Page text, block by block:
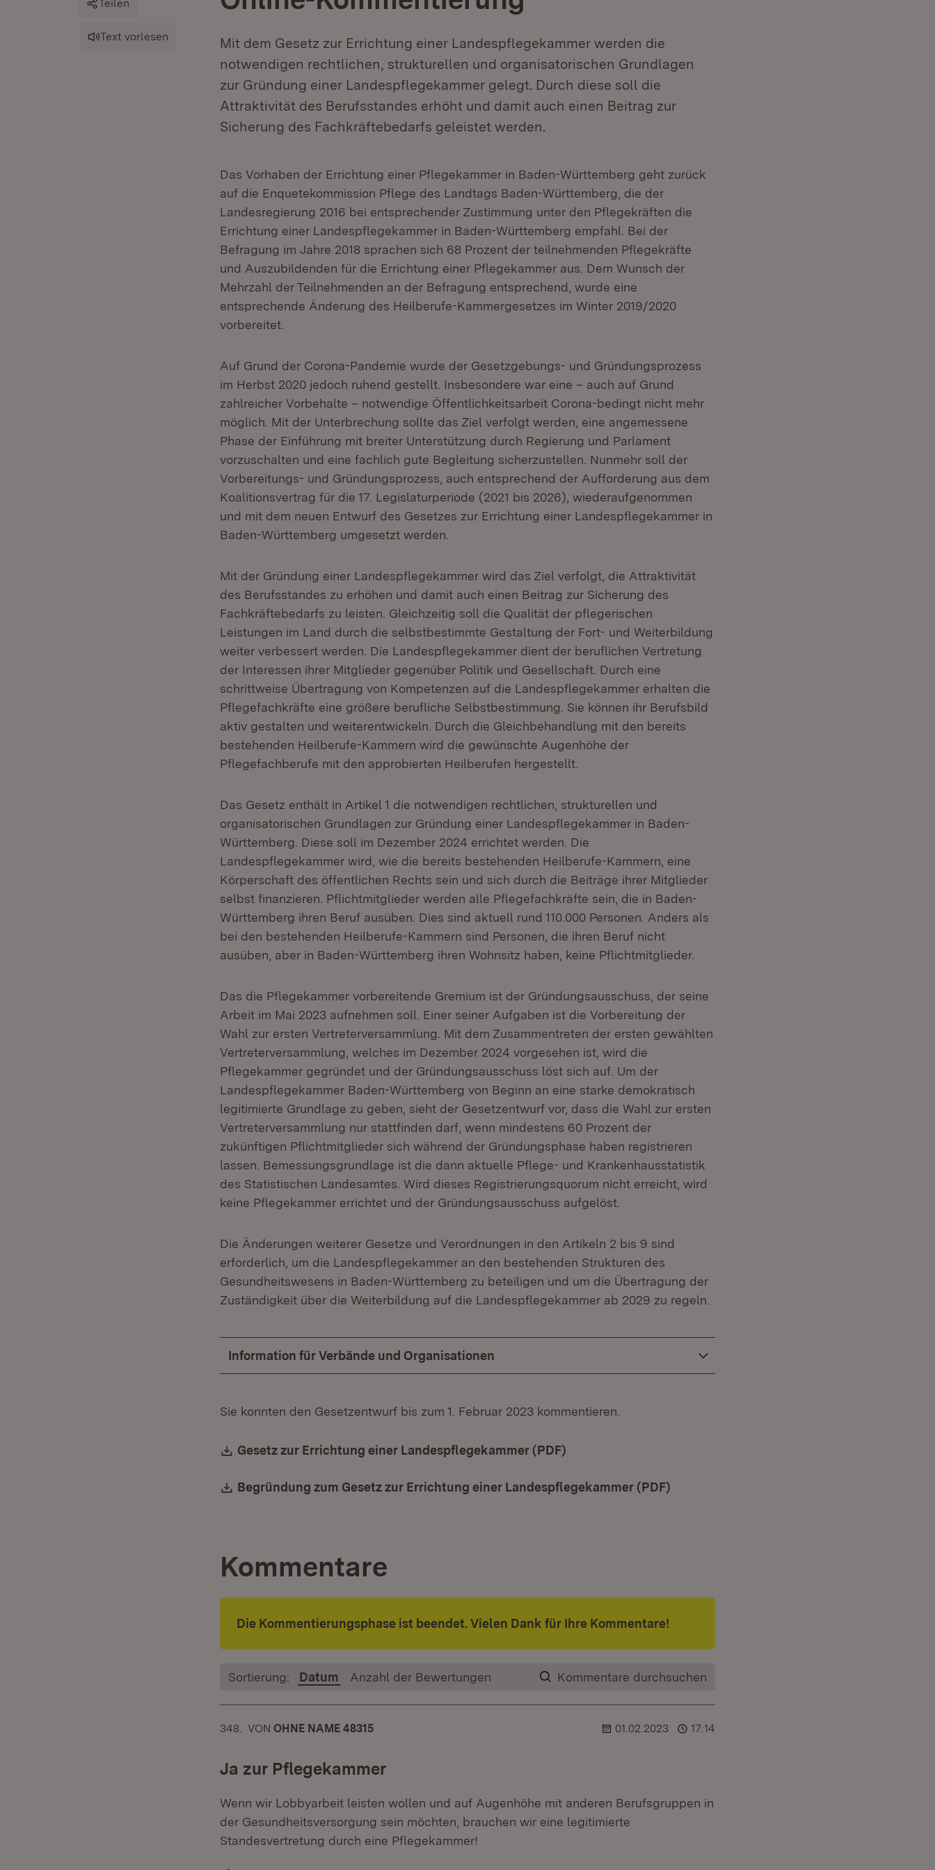
Mit dem Gesetz zur Errichtung einer Landespflegekammer werden die
notwendigen rechtlichen, strukturellen und organisatorischen Grundlagen
zur Gründung einer Landespflegekammer gelegt. Durch diese soll die
Attraktivität des Berufsstandes erhöht und damit auch einen Beitrag zur
Sicherung des Fachkräftebedarfs geleistet werden.
Teilen
Text vorlesen
Das Vorhaben der Errichtung einer Pflegekammer in Baden-Württemberg geht zurück
auf die Enquetekommission Pflege des Landtags Baden-Württemberg, die der
Landesregierung 2016 bei entsprechender Zustimmung unter den Pflegekräften die
Errichtung einer Landespflegekammer in Baden-Württemberg empfahl. Bei der
Befragung im Jahre 2018 sprachen sich 68 Prozent der teilnehmenden Pflegekräfte
und Auszubildenden für die Errichtung einer Pflegekammer aus. Dem Wunsch der
Mehrzahl der Teilnehmenden an der Befragung entsprechend, wurde eine
entsprechende Änderung des Heilberufe-Kammergesetzes im Winter 2019/2020
vorbereitet.
Auf Grund der Corona-Pandemie wurde der Gesetzgebungs- und Gründungsprozess
im Herbst 2020 jedoch ruhend gestellt. Insbesondere war eine – auch auf Grund
zahlreicher Vorbehalte – notwendige Öffentlichkeitsarbeit Corona-bedingt nicht mehr
möglich. Mit der Unterbrechung sollte das Ziel verfolgt werden, eine angemessene
Phase der Einführung mit breiter Unterstützung durch Regierung und Parlament
vorzuschalten und eine fachlich gute Begleitung sicherzustellen. Nunmehr soll der
Vorbereitungs- und Gründungsprozess, auch entsprechend der Aufforderung aus dem
Koalitionsvertrag für die 17. Legislaturperiode (2021 bis 2026), wiederaufgenommen
und mit dem neuen Entwurf des Gesetzes zur Errichtung einer Landespflegekammer in
Baden-Württemberg umgesetzt werden.
Mit der Gründung einer Landespflegekammer wird das Ziel verfolgt, die Attraktivität
des Berufsstandes zu erhöhen und damit auch einen Beitrag zur Sicherung des
Fachkräftebedarfs zu leisten. Gleichzeitig soll die Qualität der pflegerischen
Leistungen im Land durch die selbstbestimmte Gestaltung der Fort- und Weiterbildung
weiter verbessert werden. Die Landespflegekammer dient der beruflichen Vertretung
der Interessen ihrer Mitglieder gegenüber Politik und Gesellschaft. Durch eine
schrittweise Übertragung von Kompetenzen auf die Landespflegekammer erhalten die
Pflegefachkräfte eine größere berufliche Selbstbestimmung. Sie können ihr Berufsbild
aktiv gestalten und weiterentwickeln. Durch die Gleichbehandlung mit den bereits
bestehenden Heilberufe-Kammern wird die gewünschte Augenhöhe der
Pflegefachberufe mit den approbierten Heilberufen hergestellt.
Das Gesetz enthält in Artikel 1 die notwendigen rechtlichen, strukturellen und
organisatorischen Grundlagen zur Gründung einer Landespflegekammer in Baden-
Württemberg. Diese soll im Dezember 2024 errichtet werden. Die
Landespflegekammer wird, wie die bereits bestehenden Heilberufe-Kammern, eine
Körperschaft des öffentlichen Rechts sein und sich durch die Beiträge ihrer Mitglieder
selbst finanzieren. Pflichtmitglieder werden alle Pflegefachkräfte sein, die in Baden-
Württemberg ihren Beruf ausüben. Dies sind aktuell rund 110.000 Personen. Anders als
bei den bestehenden Heilberufe-Kammern sind Personen, die ihren Beruf nicht
ausüben, aber in Baden-Württemberg ihren Wohnsitz haben, keine Pflichtmitglieder.
Das die Pflegekammer vorbereitende Gremium ist der Gründungsausschuss, der seine
Arbeit im Mai 2023 aufnehmen soll. Einer seiner Aufgaben ist die Vorbereitung der
Wahl zur ersten Vertreterversammlung. Mit dem Zusammentreten der ersten gewählten
Vertreterversammlung, welches im Dezember 2024 vorgesehen ist, wird die
Pflegekammer gegründet und der Gründungsausschuss löst sich auf. Um der
Landespflegekammer Baden-Württemberg von Beginn an eine starke demokratisch
legitimierte Grundlage zu geben, sieht der Gesetzentwurf vor, dass die Wahl zur ersten
Vertreterversammlung nur stattfinden darf, wenn mindestens 60 Prozent der
zukünftigen Pflichtmitglieder sich während der Gründungsphase haben registrieren
lassen. Bemessungsgrundlage ist die dann aktuelle Pflege- und Krankenhausstatistik
des Statistischen Landesamtes. Wird dieses Registrierungsquorum nicht erreicht, wird
keine Pflegekammer errichtet und der Gründungsausschuss aufgelöst.
Die Änderungen weiterer Gesetze und Verordnungen in den Artikeln 2 bis 9 sind
erforderlich, um die Landespflegekammer an den bestehenden Strukturen des
Gesundheitswesens in Baden-Württemberg zu beteiligen und um die Übertragung der
Zuständigkeit über die Weiterbildung auf die Landespflegekammer ab 2029 zu regeln.
Information für Verbände und Organisationen
Sie konnten den Gesetzentwurf bis zum 1. Februar 2023 kommentieren.
Download:
Gesetz zur Errichtung einer Landespflegekammer (PDF)
Download:
Begründung zum Gesetz zur Errichtung einer Landespflegekammer (PDF)
Kommentare
Die Kommentierungsphase ist beendet. Vielen Dank für Ihre Kommentare!
Kommentare durchsuchen
Sortierung: Datum Anzahl der Bewertungen
348. KOMMENTAR
VON :OHNE NAME 48315 01.02.2023 17:14
Ja zur Pflegekammer
Wenn wir Lobbyarbeit leisten wollen und auf Augenhöhe mit anderen Berufsgruppen in
der Gesundheitsversorgung sein möchten, brauchen wir eine legitimierte
Standesvertretung durch eine Pflegekammer!